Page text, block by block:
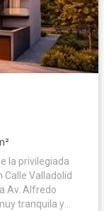
Calle Valladolid
Av. Alfredo
tranquila y